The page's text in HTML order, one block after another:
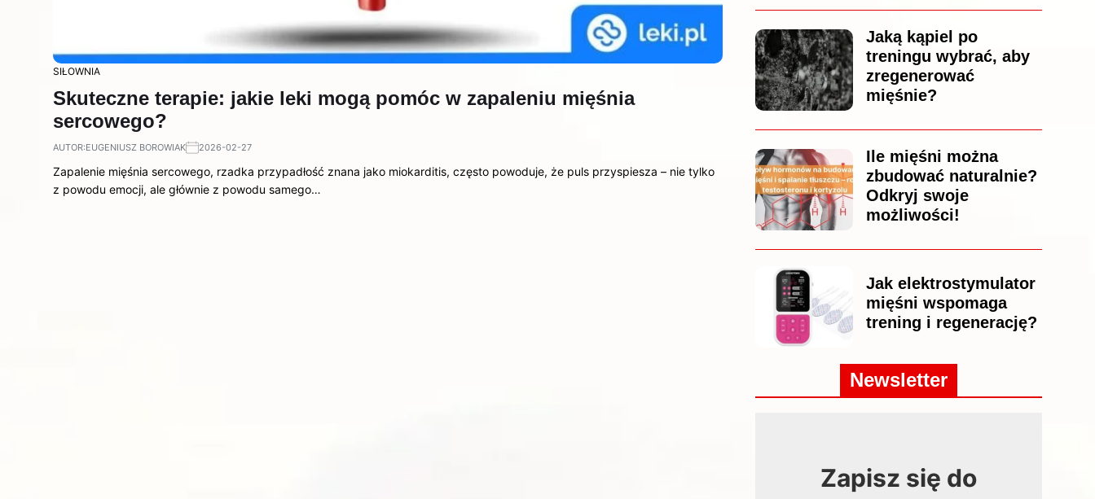
SIŁOWNIA
Skuteczne terapie: jakie leki mogą pomóc w zapaleniu mięśnia
sercowego?
AUTOR:EUGENIUSZ BOROWIAK 2026-02-27
Zapalenie mięśnia sercowego, rzadka przypadłość znana jako miokarditis, często powoduje, że puls przyspiesza – nie tylko
z powodu emocji, ale głównie z powodu samego…
Jaką kąpiel po
treningu wybrać, aby
zregenerować
mięśnie?
Ile mięśni można
zbudować naturalnie?
Odkryj swoje
możliwości!
Jak elektrostymulator
mięśni wspomaga
trening i regenerację?
Newsletter
Zapisz się do